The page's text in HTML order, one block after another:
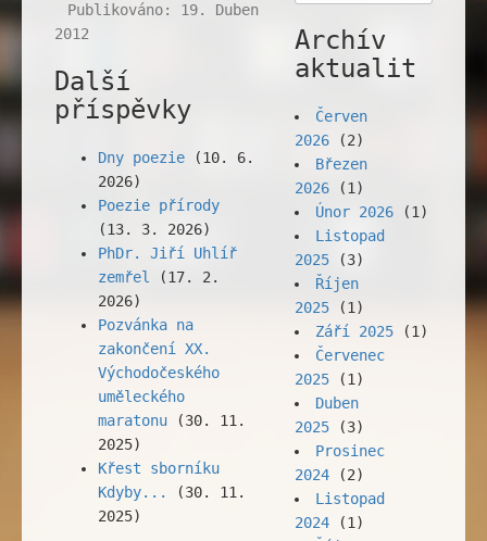
Publikováno: 19. Duben
2012
Další
příspěvky
Dny poezie (10. 6.
2026)
Poezie přírody
(13. 3. 2026)
PhDr. Jiří Uhlíř
zemřel
(17. 2.
2026)
Pozvánka na
zakončení XX.
Východočeského
uměleckého
maratonu (30. 11.
2025)
Křest sborníku
Kdyby...
(30. 11.
2025)
Archív
aktualit
Červen
2026(2)
Březen
2026(1)
Únor 2026(1)
Listopad
2025(3)
Říjen
2025(1)
Září 2025(1)
Červenec
2025(1)
Duben
2025(3)
Prosinec
2024(2)
Listopad
2024(1)